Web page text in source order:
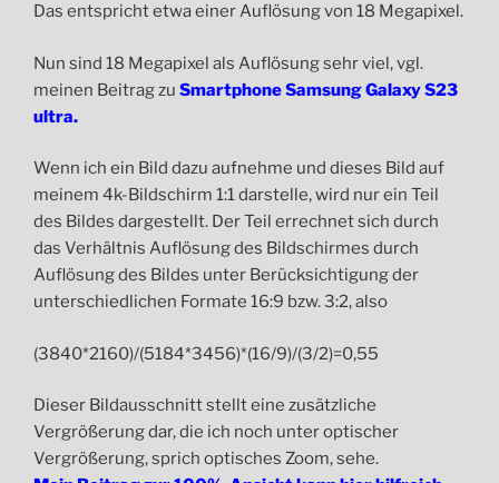
Das entspricht etwa einer Auflösung von 18 Megapixel.
Nun sind 18 Megapixel als Auflösung sehr viel, vgl.
meinen Beitrag zu Smartphone Samsung Galaxy S23
ultra.
Wenn ich ein Bild dazu aufnehme und dieses Bild auf
meinem 4k-Bildschirm 1:1 darstelle, wird nur ein Teil
des Bildes dargestellt. Der Teil errechnet sich durch
das Verhältnis Auflösung des Bildschirmes durch
Auflösung des Bildes unter Berücksichtigung der
unterschiedlichen Formate 16:9 bzw. 3:2, also
(3840*2160)/(5184*3456)*(16/9)/(3/2)=0,55
Dieser Bildausschnitt stellt eine zusätzliche
Vergrößerung dar, die ich noch unter optischer
Vergrößerung, sprich optisches Zoom, sehe.